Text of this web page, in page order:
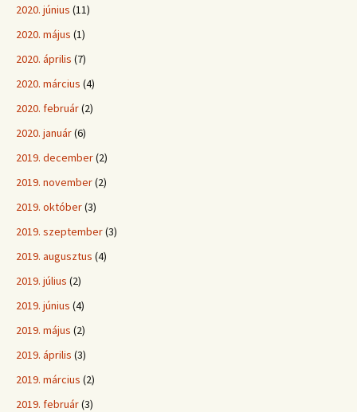
2020. június (11)
2020. május (1)
2020. április (7)
2020. március (4)
2020. február(2)
2020. január(6)
2019. december(2)
2019. november(2)
2019. október(3)
2019. szeptember(3)
2019. augusztus (4)
2019. július (2)
2019. június (4)
2019. május (2)
2019. április (3)
2019. március (2)
2019. február(3)